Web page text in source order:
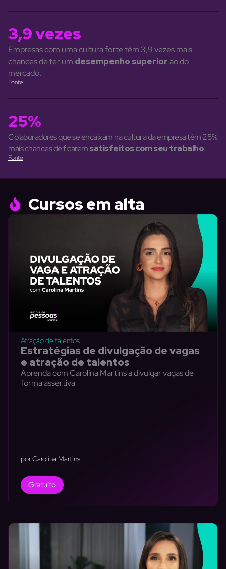
3,9 vezes
Empresas com uma cultura forte têm 3,9 vezes mais
chances de ter um desempenho superiorao do
mercado.
Fonte
25%
Colaboradores que se encaixam na cultura da empresa têm 25%
mais chances de ficaremsatisfeitos com seu trabalho.
Fonte
Cursos em alta
Atração de talentos
Estratégias de divulgação de vagas
e atração de talentos
Aprenda com Carolina Martins a divulgar vagas de
forma assertiva
por Carolina Martins
Gratuito